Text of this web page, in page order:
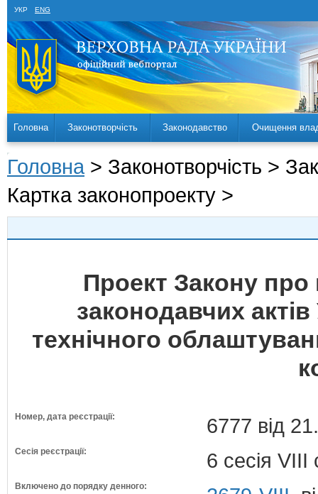
УКР ENG
Головна Законотворчість Законодавство Очищення
Головна > Законотворчість >
Картка законопроекту >
Проект Закону про
законодавчих
технічного
Номер, дата реєстрації: 6777 від
Сесія реєстрації: 6 сесія VIII
Включено до порядку денного: